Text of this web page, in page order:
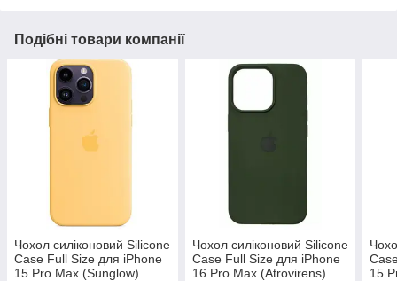
Подібні товари компанії
Чохол силіконовий Silicone
Case Full Size для iPhone
15 Pro Max (Sunglow)
Чохол силіконовий Silicone
Case Full Size для iPhone
16 Pro Max (Atrovirens)
15